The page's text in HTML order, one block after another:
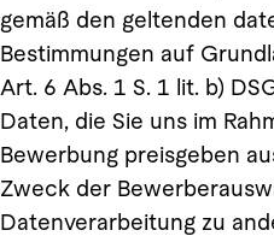
gemäß den geltenden
Bestimmungen auf
Art. 6 Abs. 1 S. 1 lit. b)
Daten, die Sie uns im
Bewerbung preisgeben
Zweck der
Datenverarbeitung zu